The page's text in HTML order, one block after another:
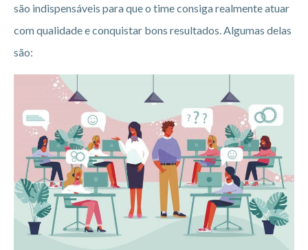
são indispensáveis para que o time consiga realmente atuar
com qualidade e conquistar bons resultados. Algumas delas
são: